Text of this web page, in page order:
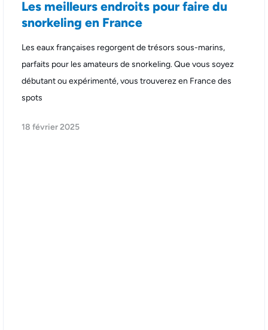
Les meilleurs endroits pour faire du
snorkeling en France
Les eaux françaises regorgent de trésors sous-marins,
parfaits pour les amateurs de snorkeling. Que vous soyez
débutant ou expérimenté, vous trouverez en France des
spots
18 février 2025